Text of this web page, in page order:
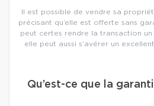
Il est possible de vendre sa
précisant qu’elle est offerte sans
peut certes rendre la transaction un
elle peut aussi s’avérer un
Qu’est-ce que la